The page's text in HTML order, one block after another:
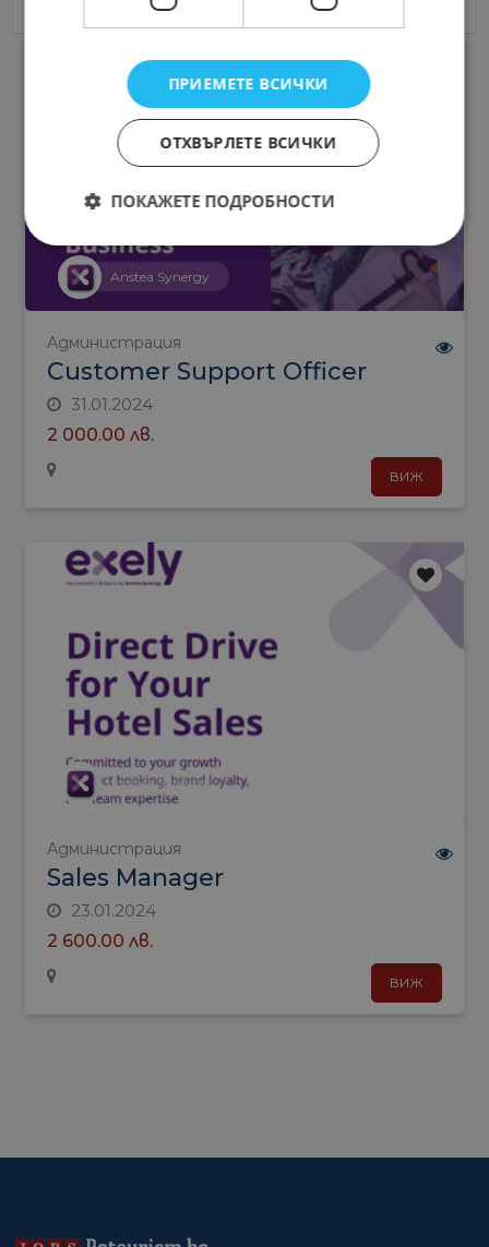
Anstea Synergy
Администрация
Customer Support Officer
31.01.2024
2 000.00 лв.
ВИЖ
Anstea Synergy
Администрация
Sales Manager
23.01.2024
2 600.00 лв.
ВИЖ
ПРИЕМЕТЕ ВСИЧКИ
ОТХВЪРЛЕТЕ ВСИЧКИ
ПОКАЖЕТЕ ПОДРОБНОСТИ